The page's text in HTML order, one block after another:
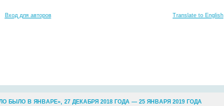
Вход для авторов Translate to English
БЫЛО В ЯНВАРЕ», 27 ДЕКАБРЯ 2018 ГОДА — 25 ЯНВАРЯ 2019 ГОДА